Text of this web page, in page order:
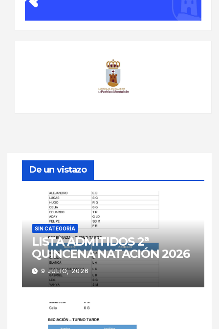
De un vistazo
SIN CATEGORÍA
LISTA ADMITIDOS 2ª
QUINCENA NATACIÓN 2026
9 JULIO, 2026